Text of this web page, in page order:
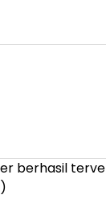
berhasil